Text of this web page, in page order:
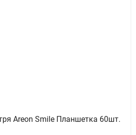
Areon Smile Планшетка 60шт.